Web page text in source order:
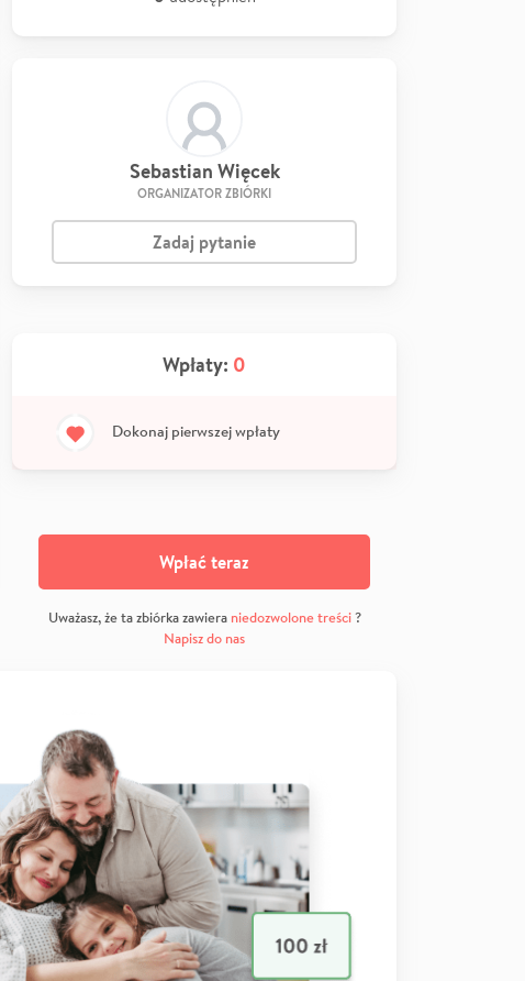
Sebastian Więcek
ORGANIZATOR ZBIÓRKI
Zadaj pytanie
Wpłaty: 0
Dokonaj pierwszej wpłaty
Wpłać teraz
Uważasz, że ta zbiórka zawiera niedozwolone treści?
Napisz do nas